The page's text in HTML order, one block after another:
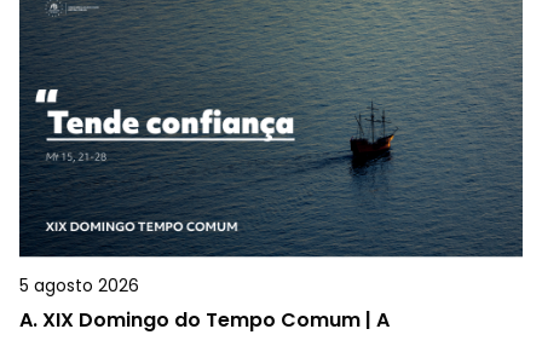
5 agosto 2026
A.XIX Domingo do Tempo Comum | A